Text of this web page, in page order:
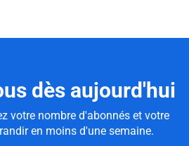
dès aujourd'hui
votre nombre d'abonnés et votre
en moins d'une semaine.